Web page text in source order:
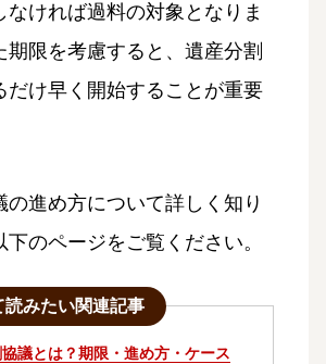
なければ過料の対象となりま
期限を考慮すると、遺産分割
だけ早く開始することが重要
の進め方について詳しく知り
のページをご覧ください。
読みたい関連記事
議とは？期限・進め方・ケース